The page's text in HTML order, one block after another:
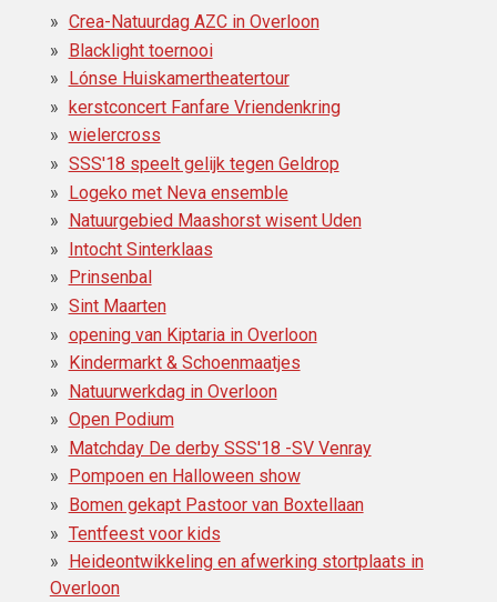
Crea-Natuurdag AZC in Overloon
Blacklight toernooi
Lónse Huiskamertheatertour
kerstconcert Fanfare Vriendenkring
wielercross
SSS'18 speelt gelijk tegen Geldrop
Logeko met Neva ensemble
Natuurgebied Maashorst wisent Uden
Intocht Sinterklaas
Prinsenbal
Sint Maarten
opening van Kiptaria in Overloon
Kindermarkt & Schoenmaatjes
Natuurwerkdag in Overloon
Open Podium
Matchday De derby SSS'18 -SV Venray
Pompoen en Halloween show
Bomen gekapt Pastoor van Boxtellaan
Tentfeest voor kids
Heideontwikkeling en afwerking stortplaats in
Overloon